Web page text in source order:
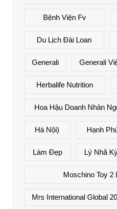
Bệnh Viện Fv
Du Lịch Đài Loan
Generali Generali
Herbalife Nutrition
Hoa Hậu Doanh Nhân
Hà Nội) Hạnh
Làm Đẹp Lý Nhã
Moschino Toy 2
Mrs International Global